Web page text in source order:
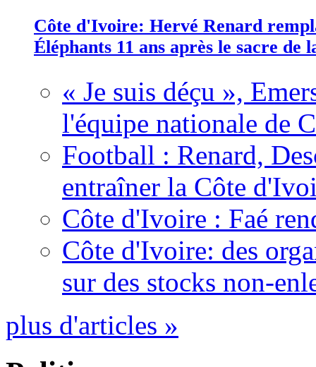
Côte d'Ivoire: Hervé Renard
Éléphants 11 ans après le sacre de
« Je suis déçu »,
l'équipe nationale de
Football : Renard,
entraîner la Côte
Côte d'Ivoire : Faé
Côte d'Ivoire: des
sur des stocks non-
plus d'articles »